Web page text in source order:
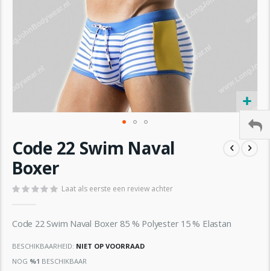
naar
het
begin
de
gallerij
Code 22 Swim Naval
Boxer
Laat als eerste een review achter
Code 22 Swim Naval Boxer 85 % Polyester 15 % Elastan
BESCHIKBAARHEID: NIET OP VOORRAAD
NOG %1 BESCHIKBAAR